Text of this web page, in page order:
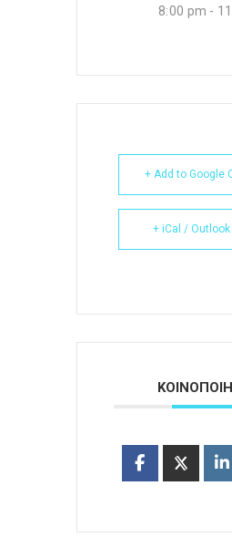
8:00 pm -
+ Add to Google
+ iCal /